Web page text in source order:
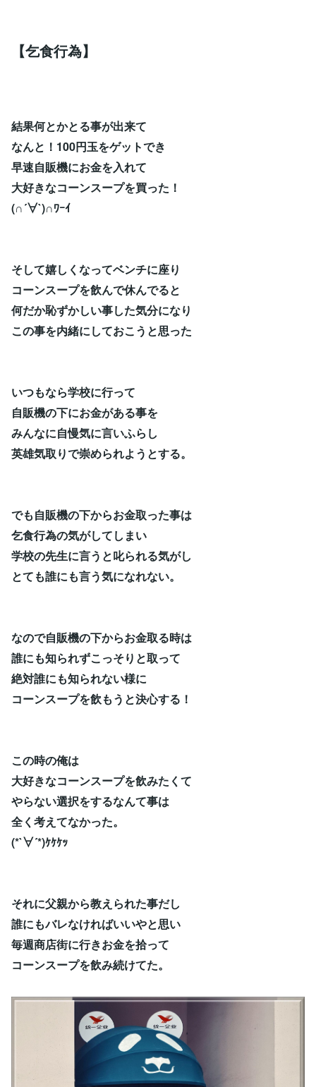
【乞食行為】
結果何とかとる事が出来て
なんと！100円玉をゲットでき
早速自販機にお金を入れて
大好きなコーンスープを買った！
(∩´∀`)∩ﾜｰｲ
そして嬉しくなってベンチに座り
コーンスープを飲んで休んでると
何だか恥ずかしい事した気分になり
この事を内緒にしておこうと思った
いつもなら学校に行って
自販機の下にお金がある事を
みんなに自慢気に言いふらし
英雄気取りで崇められようとする。
でも自販機の下からお金取った事は
乞食行為の気がしてしまい
学校の先生に言うと叱られる気がし
とても誰にも言う気になれない。
なので自販機の下からお金取る時は
誰にも知られずこっそりと取って
絶対誰にも知られない様に
コーンスープを飲もうと決心する！
この時の俺は
大好きなコーンスープを飲みたくて
やらない選択をするなんて事は
全く考えてなかった。
(*`∀´*)ｹｹｹｯ
それに父親から教えられた事だし
誰にもバレなければいいやと思い
毎週商店街に行きお金を拾って
コーンスープを飲み続けてた。